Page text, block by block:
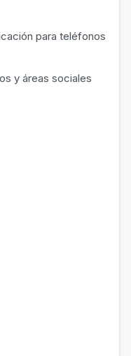
para teléfonos
y áreas sociales